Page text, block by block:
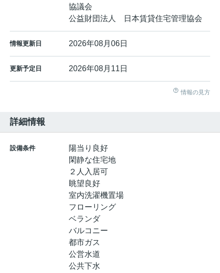
協議会
公益財団法人 日本賃貸住宅管理協会
情報更新日 2026年08月06日
更新予定日 2026年08月11日
情報の見方
詳細情報
設備条件
陽当り良好
閑静な住宅地
２人入居可
眺望良好
室内洗濯機置場
フローリング
ベランダ
バルコニー
都市ガス
公営水道
公共下水